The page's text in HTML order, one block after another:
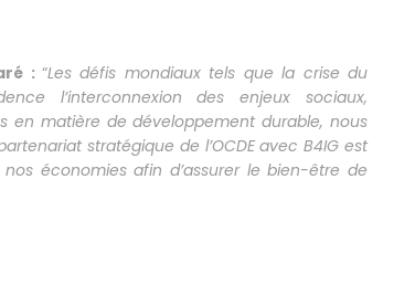
: “Les défis mondiaux tels que la crise du
l’interconnexion des enjeux sociaux,
en matière de développement durable, nous
stratégique de l’OCDE avec B4IG est
économies afin d’assurer le bien-être de